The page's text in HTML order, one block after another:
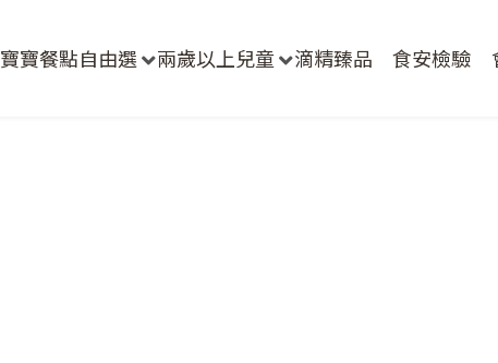
寶寶餐點自由選 兩歲以上兒童 滴精臻品 食安檢驗